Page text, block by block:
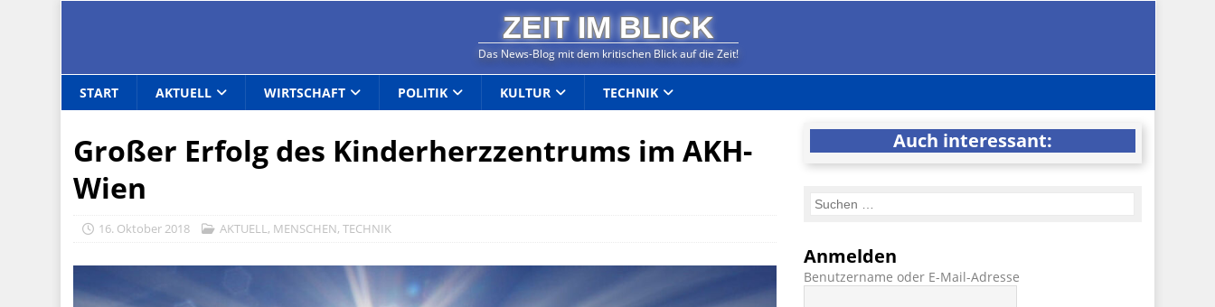
ZEIT IM BLICK
Das News-Blog mit dem kritischen Blick auf die Zeit!
START AKTUELL WIRTSCHAFT POLITIK KULTUR TECHNIK
Großer Erfolg des Kinderherzzentrums im AKH-
Wien
16. Oktober 2018 AKTUELL, MENSCHEN,TECHNIK
Auch interessant:
Anmelden
Benutzername oder E-Mail-Adresse